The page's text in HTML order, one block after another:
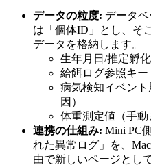
データの粒度: データベ
は「個体ID」とし、そ
データを格納します。
生年月日/推定孵化
給餌ログ参照キー
病気検知イベント
因）
体重測定値（手動
連携の仕組み: Mini PC
れた異常ログ」を、
由で新しいページとし